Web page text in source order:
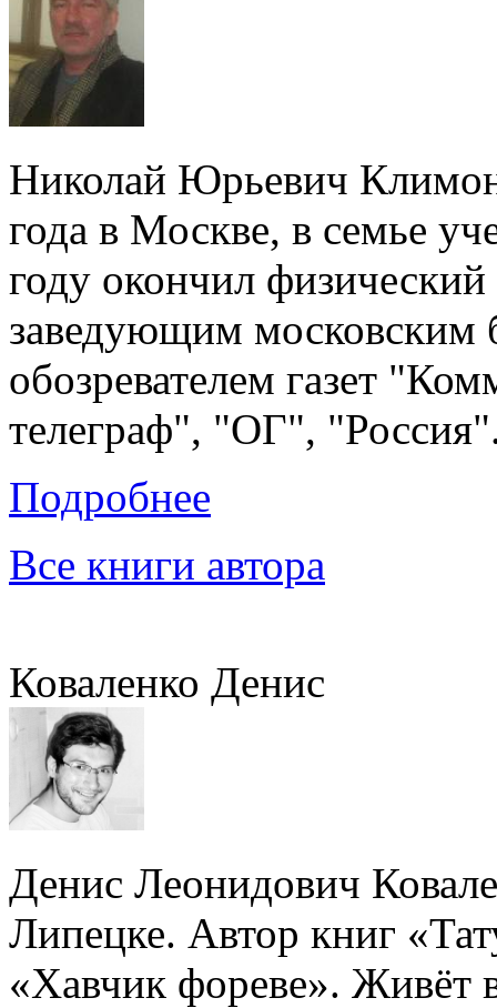
Николай Юрьевич
года в Москве, в семье
году окончил
заведующим
обозревателем газет
телеграф", "ОГ",
Подробнее
Все книги автора
Коваленко Денис
Денис Леонидович
Липецке. Автор книг
«Хавчик фореве». Живёт